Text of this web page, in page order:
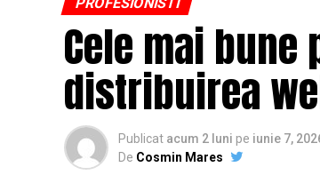
PROFESIONISTI
Cele mai
distribuirea
Publicat acum 2 luni pe iunie 7,
De Cosmin Mares